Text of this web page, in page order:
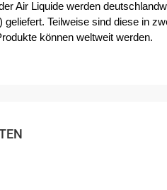
Air Liquide werden
) geliefert. Teilweise sind diese in
können weltweit werden.